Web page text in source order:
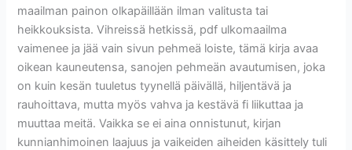
maailman painon olkapäillään ilman valitusta tai
heikkouksista. Vihreissä hetkissä, pdf ulkomaailma
vaimenee ja jää vain sivun pehmeä loiste, tämä kirja avaa
oikean kauneutensa, sanojen pehmeän avautumisen, joka
on kuin kesän tuuletus tyynellä päivällä, hiljentävä ja
rauhoittava, mutta myös vahva ja kestävä fi liikuttaa ja
muuttaa meitä. Vaikka se ei aina onnistunut, kirjan
kunnianhimoinen laajuus ja vaikeiden aiheiden käsittely tuli